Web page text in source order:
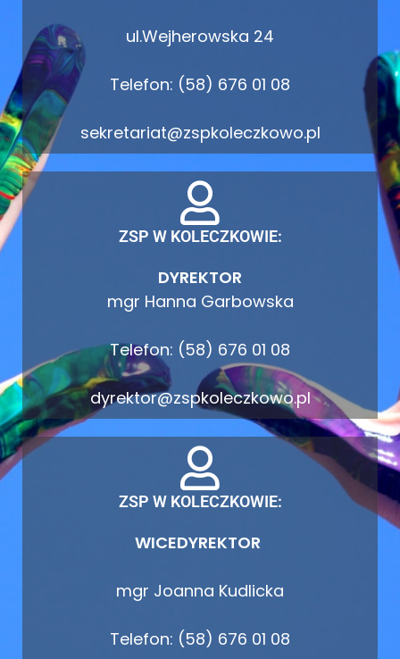
ul.Wejherowska 24
Telefon: (58) 676 01 08
sekretariat@zspkoleczkowo.pl
ZSP W KOLECZKOWIE:
DYREKTOR
mgr Hanna Garbowska
Telefon: (58) 676 01 08
dyrektor@zspkoleczkowo.pl
ZSP W KOLECZKOWIE:
WICEDYREKTOR
mgr Joanna Kudlicka
Telefon: (58) 676 01 08